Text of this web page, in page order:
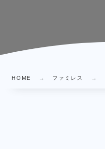
HOME ファミレス